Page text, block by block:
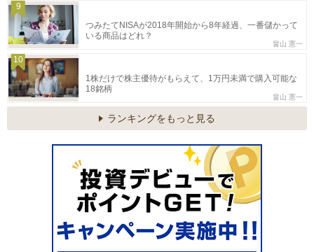
9
つみたてNISAが2018年開始から8年経過、一番儲かって
いる商品はどれ？
畠山 憲一
10
1株だけで株主優待がもらえて、1万円未満で購入可能な
18銘柄
畠山 憲一
ランキングをもっと見る